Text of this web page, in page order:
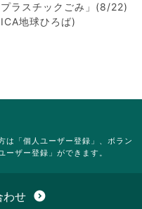
プラスチックごみ」(8/22)
地球ひろば)
は「個人ユーザー登録」、ボラン
ザー登録」ができます。
わせ expand_circle_down